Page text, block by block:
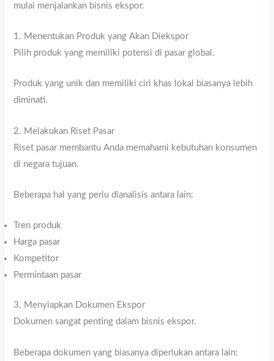
mulai menjalankan bisnis ekspor.
1. Menentukan Produk yang Akan Diekspor
Pilih produk yang memiliki potensi di pasar global.
Produk yang unik dan memiliki ciri khas lokal biasanya lebih
diminati.
2. Melakukan Riset Pasar
Riset pasar membantu Anda memahami kebutuhan konsumen
di negara tujuan.
Beberapa hal yang perlu dianalisis antara lain:
Tren produk
Harga pasar
Kompetitor
Permintaan pasar
3. Menyiapkan Dokumen Ekspor
Dokumen sangat penting dalam bisnis ekspor.
Beberapa dokumen yang biasanya diperlukan antara lain: